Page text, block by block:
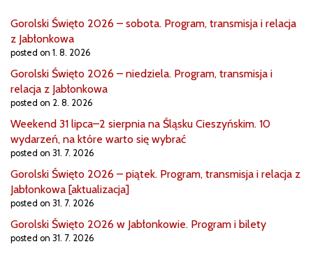
Gorolski Święto 2026 – sobota. Program, transmisja i relacja
z Jabłonkowa
posted on 1. 8. 2026
Gorolski Święto 2026 – niedziela. Program, transmisja i
relacja z Jabłonkowa
posted on 2. 8. 2026
Weekend 31 lipca–2 sierpnia na Śląsku Cieszyńskim. 10
wydarzeń, na które warto się wybrać
posted on 31. 7. 2026
Gorolski Święto 2026 – piątek. Program, transmisja i relacja z
Jabłonkowa [aktualizacja]
posted on 31. 7. 2026
Gorolski Święto 2026 w Jabłonkowie. Program i bilety
posted on 31. 7. 2026